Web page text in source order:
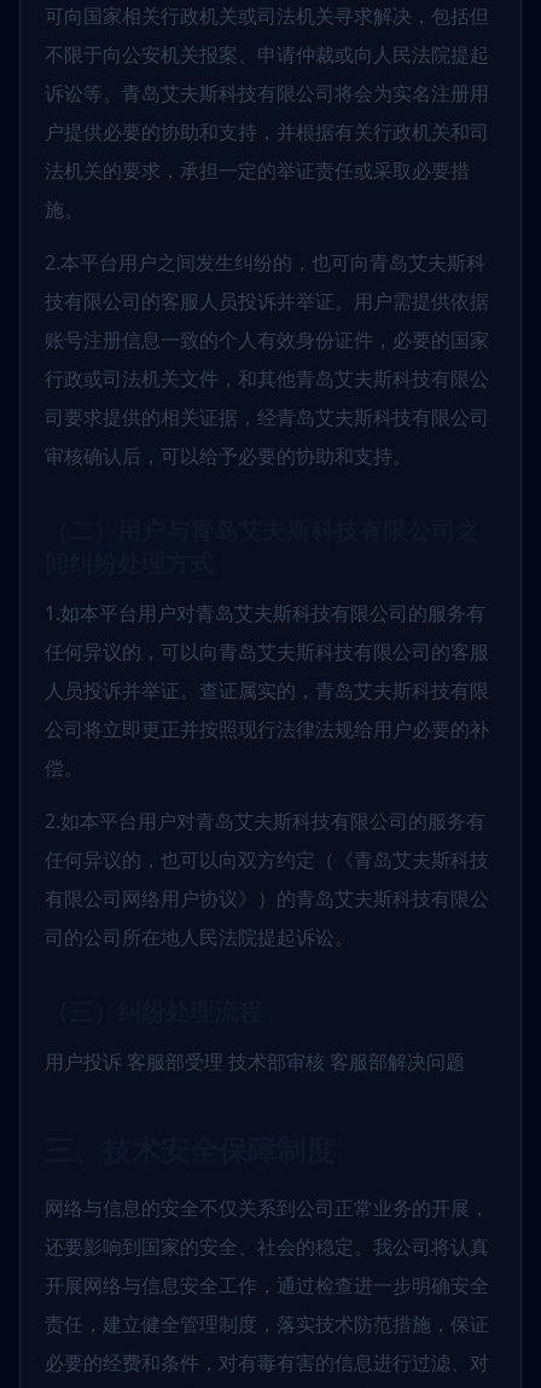
可向国家相关行政机关或司法机关寻求解决，包括但
不限于向公安机关报案、申请仲裁或向人民法院提起
诉讼等。青岛艾夫斯科技有限公司将会为实名注册用
户提供必要的协助和支持，并根据有关行政机关和司
法机关的要求，承担一定的举证责任或采取必要措
施。
2.本平台用户之间发生纠纷的，也可向青岛艾夫斯科
技有限公司的客服人员投诉并举证。用户需提供依据
账号注册信息一致的个人有效身份证件，必要的国家
行政或司法机关文件，和其他青岛艾夫斯科技有限公
司要求提供的相关证据，经青岛艾夫斯科技有限公司
审核确认后，可以给予必要的协助和支持。
1.如本平台用户对青岛艾夫斯科技有限公司的服务有
任何异议的，可以向青岛艾夫斯科技有限公司的客服
人员投诉并举证。查证属实的，青岛艾夫斯科技有限
公司将立即更正并按照现行法律法规给用户必要的补
偿。
2.如本平台用户对青岛艾夫斯科技有限公司的服务有
任何异议的，也可以向双方约定（《青岛艾夫斯科技
有限公司网络用户协议》）的青岛艾夫斯科技有限公
司的公司所在地人民法院提起诉讼。
用户投诉 客服部受理 技术部审核 客服部解决问题
网络与信息的安全不仅关系到公司正常业务的开展，
还要影响到国家的安全、社会的稳定。我公司将认真
开展网络与信息安全工作，通过检查进一步明确安全
责任，建立健全管理制度，落实技术防范措施，保证
必要的经费和条件，对有毒有害的信息进行过滤、对